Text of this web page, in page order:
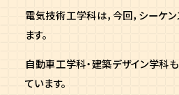
電気技術工学科は，今回，シーケ
ます。
自動車工学科・建築デザイン学科
ています。